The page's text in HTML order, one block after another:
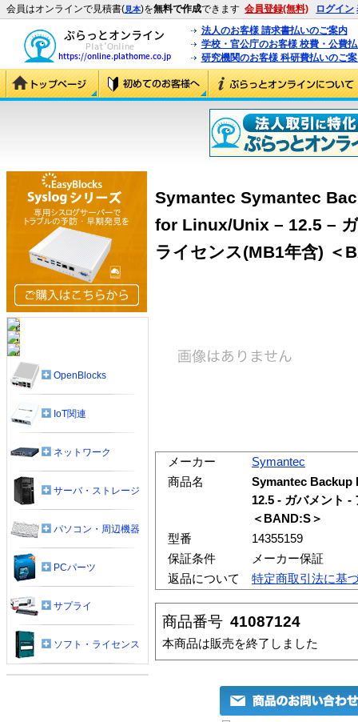
会員はオンラインで見積書(見本)を無料で作成できます 会員登録(無料) ログイン
法人のお客様 請求書払いのご案内
学校・官公庁のお客様 校費・公費
研究機関のお客様 科研費払いのご
Symantec Symantec
for Linux/Unix – 12.5 –
ライセンス(MB1年含) ＜
メーカー
Symantec
商品名
Symantec Backup
12.5 - ガバメント -
＜BAND:S＞
型番
14355159
保証条件
メーカー保証
返品について
特定商取引法に基
商品番号 41087124
本商品は販売を終了しました
OpenBlocks
IoT関連
ネットワーク
サーバ・ストレージ
パソコン・周辺機器
PCパーツ
サプライ
ソフト・ライセンス